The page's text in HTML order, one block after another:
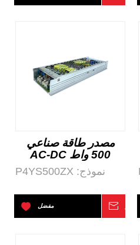
مصدر طاقة صناعي
500 واط AC-DC
نموذج: P4YS500ZX
مفضل